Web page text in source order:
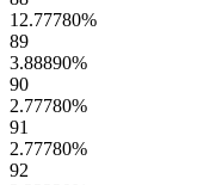
12.77780%
89
3.88890%
90
2.77780%
91
2.77780%
92